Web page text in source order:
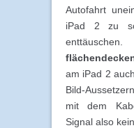
Autofahrt
iPad 2 zu
am iPad 2
Bild-
mit dem
Signal also